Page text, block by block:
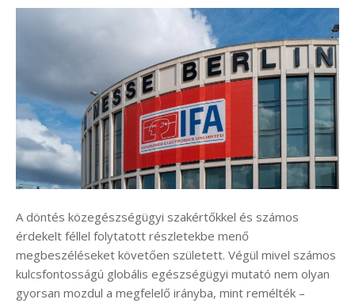
A döntés közegészségügyi szakértőkkel és számos
érdekelt féllel folytatott részletekbe menő
megbeszéléseket követően született. Végül mivel számos
kulcsfontosságú globális egészségügyi mutató nem olyan
gyorsan mozdul a megfelelő irányba, mint remélték –